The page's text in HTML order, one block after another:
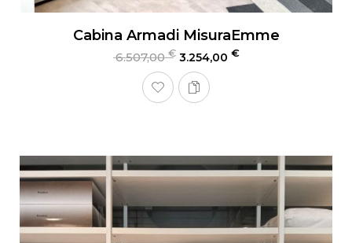
Cabina Armadi MisuraEmme
6.507,00€ 3.254,00 €